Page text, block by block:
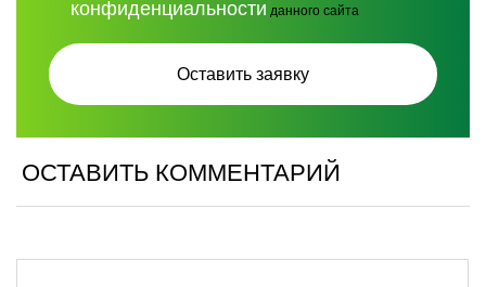
конфиденциальности данного сайта
ОСТАВИТЬ КОММЕНТАРИЙ